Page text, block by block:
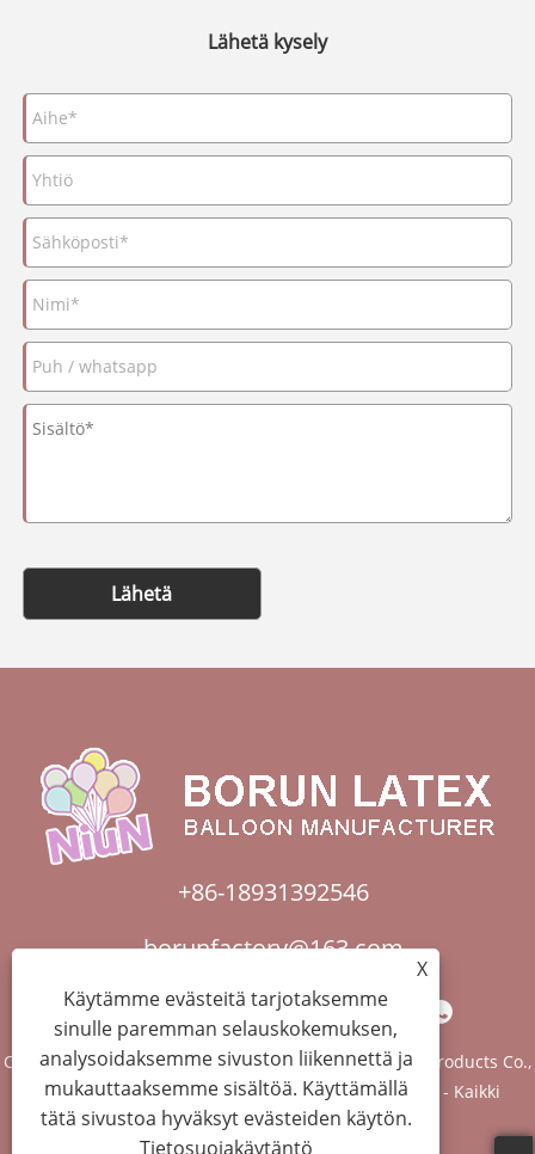
Lähetä kysely
Lähetä
+86-18931392546
borunfactory@163.com
Copyright © 2022 Kiina Hebei Xiongxian Borun Latex Products Co.,
LTD. - Ilmapallokaari, Bobo-ilmapallot, lateksipallot - Kaikki
oikeudet pidätetään.
X
Käytämme evästeitä tarjotaksemme
sinulle paremman selauskokemuksen,
analysoidaksemme sivuston liikennettä ja
mukauttaaksemme sisältöä. Käyttämällä
tätä sivustoa hyväksyt evästeiden käytön.
Tietosuojakäytäntö